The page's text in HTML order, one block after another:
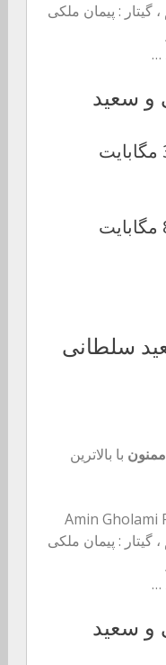
گیتار : پیمان ملکی
…
و سعید
سلطانی
ممنون با بالاترین
گیتار : پیمان ملکی
…
و سعید